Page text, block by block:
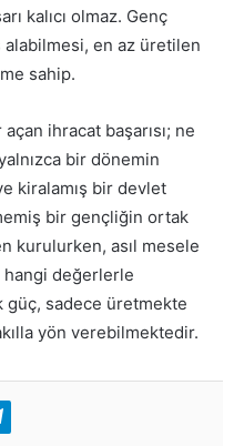
kalıcı olmaz. Genç
en az üretilen
sahip.
ihracat başarısı; ne
bir dönemin
kiralamış bir devlet
bir gençliğin ortak
kurulurken, asıl mesele
hangi değerlerle
sadece üretmekte
yön verebilmektedir.